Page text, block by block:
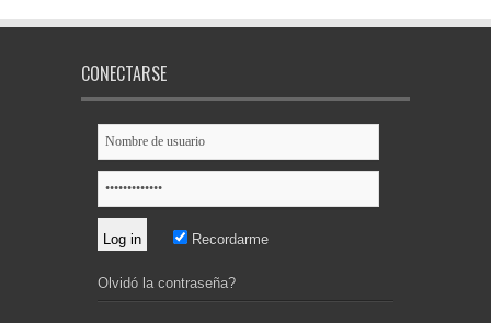
CONECTARSE
Recordarme
Olvidó la contraseña?